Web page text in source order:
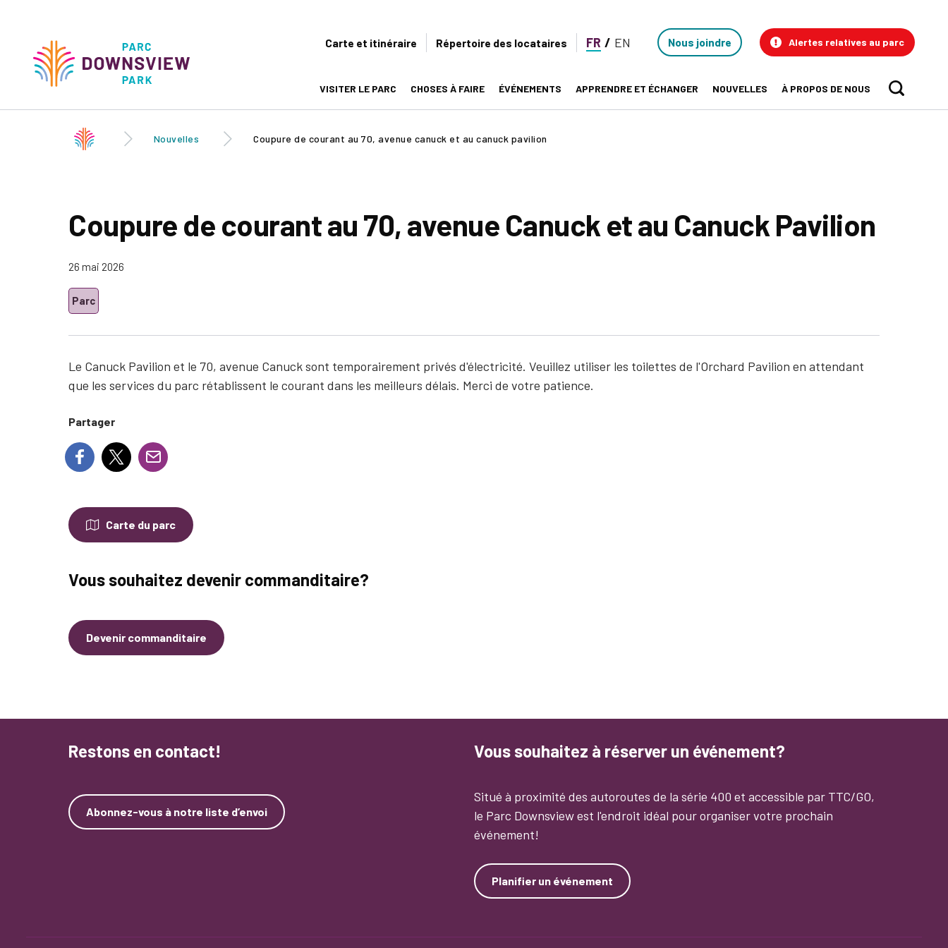
content
Downsview Park
Secondary
navigation
Carte et itinéraire Répertoire des locataires FR EN
Contact
Us
Nous joindre Alertes relatives au parc
navigation
VISITER LE PARC CHOSES À FAIRE ÉVÉNEMENTS APPRENDRE ET ÉCHANGER NOUVELLES À PROPOS DE NOUS
Nouvelles Coupure de courant au 70, avenue canuck et au canuck pavilion
Coupure de courant au 70, avenue Canuck et au Canuck Pavilion
26 mai 2026
Parc
Le Canuck Pavilion et le 70, avenue Canuck sont temporairement privés d'électricité. Veuillez utiliser les toilettes de l'Orchard Pavilion en attendant
que les services du parc rétablissent le courant dans les meilleurs délais. Merci de votre patience.
Partager
Carte du parc
Vous souhaitez devenir commanditaire?
Devenir commanditaire
Restons en contact!
Abonnez-vous à notre liste d’envoi
Vous souhaitez à réserver un événement?
Situé à proximité des autoroutes de la série 400 et accessible par TTC/GO,
le Parc Downsview est l'endroit idéal pour organiser votre prochain
événement!
Planifier un événement